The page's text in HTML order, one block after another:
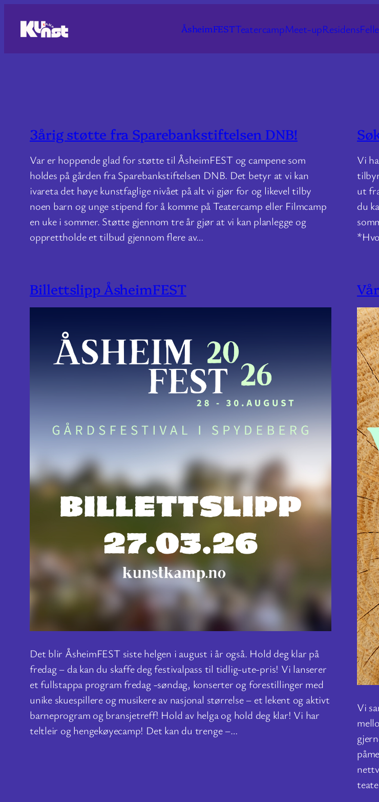
innhold
ÅsheimFESTTeatercampMeet-upResidens
3årig støtte fra Sparebankstiftelsen DNB!
Var er hoppende glad for støtte til ÅsheimFEST og campene som
holdes på gården fra Sparebankstiftelsen DNB. Det betyr at vi kan
ivareta det høye kunstfaglige nivået på alt vi gjør for og likevel tilby
noen barn og unge stipend for å komme på Teatercamp eller Filmcamp
en uke i sommer. Støtte gjennom tre år gjør at vi kan planlegge og
opprettholde et tilbud gjennom flere av…
Vi
ut
du
Billettslipp ÅsheimFEST
Det blir ÅsheimFEST siste helgen i august i år også. Hold deg klar på
fredag – da kan du skaffe deg festivalpass til tidlig-ute-pris! Vi lanserer
et fullstappa program fredag -søndag, konserter og forestillinger med
unike skuespillere og musikere av nasjonal størrelse – et lekent og aktivt
barneprogram og bransjetreff! Hold av helga og hold deg klar! Vi har
teltleir og hengekøyecamp! Det kan du trenge –…
Vi